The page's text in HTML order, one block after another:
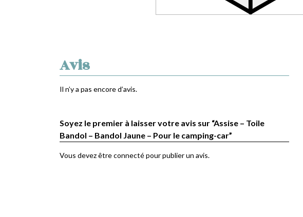
Avis
Il n’y a pas encore d’avis.
Soyez le premier à laisser votre avis sur “Assise – Toile
Bandol – Bandol Jaune – Pour le camping-car”
Vous devez êtreconnectépour publier un avis.